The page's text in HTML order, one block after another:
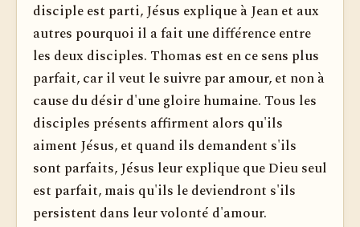
disciple est parti, Jésus explique à Jean et aux
autres pourquoi il a fait une différence entre
les deux disciples. Thomas est en ce sens plus
parfait, car il veut le suivre par amour, et non à
cause du désir d'une gloire humaine. Tous les
disciples présents affirment alors qu'ils
aiment Jésus, et quand ils demandent s'ils
sont parfaits, Jésus leur explique que Dieu seul
est parfait, mais qu'ils le deviendront s'ils
persistent dans leur volonté d'amour.